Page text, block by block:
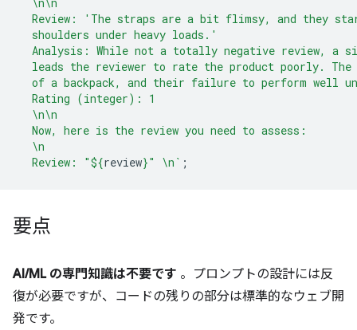
Review: 'The straps are a bit flimsy, and they
  shoulders under heavy loads.'
Analysis: While not a totally negative review, a
leads the reviewer to rate the product poorly.
of a backpack, and their failure to perform well
  Rating (integer): 1
  \n\n
  Now, here is the review you need to assess:
  \n
  Review: "
${review}" \n` ;
要点
AI/ML の専門知識は不要です 。プロンプトの設計には反
復が必要ですが、コードの残りの部分は標準的なウェブ開
発です。